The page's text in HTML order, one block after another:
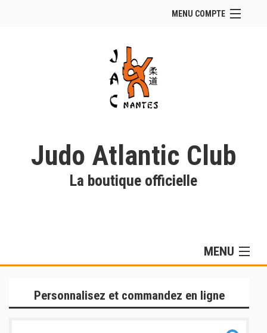
MENU COMPTE
Site Web du club
Facebook
Se connecter
Panier (vide)
Judo Atlantic Club
La boutique officielle
MENU
Gamme Lifestyle
Personnalisez et commandez en ligne